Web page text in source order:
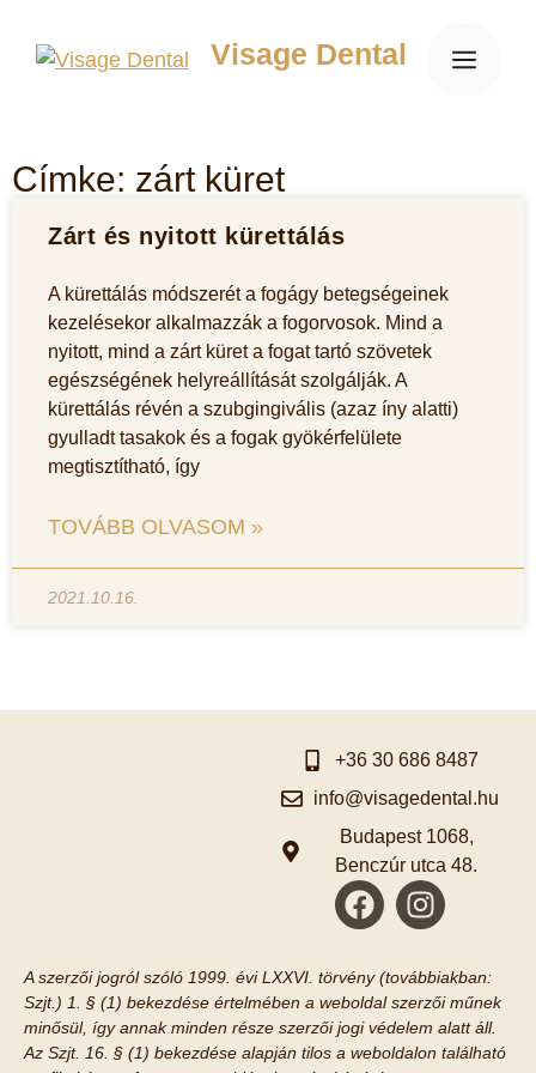
Visage Dental
Címke: zárt küret
Zárt és nyitott kürettálás
A kürettálás módszerét a fogágy betegségeinek
kezelésekor alkalmazzák a fogorvosok. Mind a
nyitott, mind a zárt küret a fogat tartó szövetek
egészségének helyreállítását szolgálják. A
kürettálás révén a szubgingivális (azaz íny alatti)
gyulladt tasakok és a fogak gyökérfelülete
megtisztítható, így
TOVÁBB OLVASOM »
2021.10.16.
+36 30 686 8487
info@visagedental.hu
Budapest 1068,
Benczúr utca 48.
A szerzői jogról szóló 1999. évi LXXVI. törvény (továbbiakban:
Szjt.) 1. § (1) bekezdése értelmében a weboldal szerzői műnek
minősül, így annak minden része szerzői jogi védelem alatt áll.
Az Szjt. 16. § (1) bekezdése alapján tilos a weboldalon található